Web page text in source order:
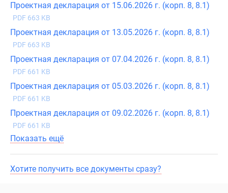
Проектная декларация от 15.06.2026 г. (корп. 8, 8.1)
PDF 663 KB
Проектная декларация от 13.05.2026 г. (корп. 8, 8.1)
PDF 663 KB
Проектная декларация от 07.04.2026 г. (корп. 8, 8.1)
PDF 661 KB
Проектная декларация от 05.03.2026 г. (корп. 8, 8.1)
PDF 661 KB
Проектная декларация от 09.02.2026 г. (корп. 8, 8.1)
PDF 661 KB
Показать ещё
Хотите получить все документы сразу?